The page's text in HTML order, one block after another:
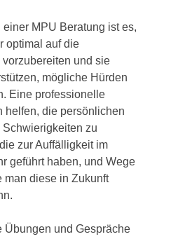
MPU Beratung ist es,
optimal auf die
und sie
mögliche Hürden
Eine professionelle
helfen, die persönlichen
Schwierigkeiten zu
zur Auffälligkeit im
geführt haben, und Wege
man diese in Zukunft
Übungen und Gespräche